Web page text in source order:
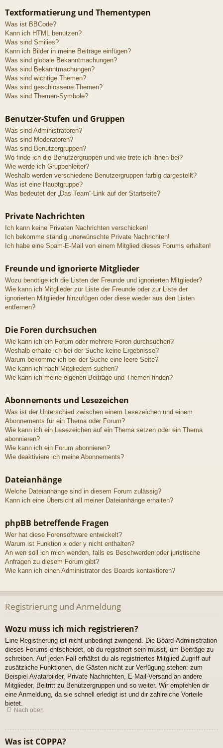
Textformatierung und Thementypen
Was ist BBCode?
Kann ich HTML benutzen?
Was sind Smilies?
Kann ich Bilder in meine Beiträge einfügen?
Was sind globale Bekanntmachungen?
Was sind Bekanntmachungen?
Was sind wichtige Themen?
Was sind geschlossene Themen?
Was sind Themen-Symbole?
Benutzer-Stufen und Gruppen
Was sind Administratoren?
Was sind Moderatoren?
Was sind Benutzergruppen?
Wo finde ich die Benutzergruppen und wie trete ich ihnen bei?
Wie werde ich Gruppenleiter?
Weshalb werden verschiedene Benutzergruppen farbig dargestellt?
Was ist eine Hauptgruppe?
Was bedeutet der „Das Team“-Link auf der Startseite?
Private Nachrichten
Ich kann keine Privaten Nachrichten verschicken!
Ich bekomme ständig unerwünschte Private Nachrichten!
Ich habe eine Spam-E-Mail von einem Mitglied dieses Forums erhalten!
Freunde und ignorierte Mitglieder
Wozu benötige ich die Listen der Freunde und ignorierten Mitglieder?
Wie kann ich Mitglieder zur Liste der Freunde oder zur Liste der
ignorierten Mitglieder hinzufügen oder diese wieder aus den Listen
entfernen?
Die Foren durchsuchen
Wie kann ich ein Forum oder mehrere Foren durchsuchen?
Weshalb erhalte ich bei der Suche keine Ergebnisse?
Warum bekomme ich bei der Suche eine leere Seite?
Wie kann ich nach Mitgliedern suchen?
Wie kann ich meine eigenen Beiträge und Themen finden?
Abonnements und Lesezeichen
Was ist der Unterschied zwischen einem Lesezeichen und einem
Abonnements für ein Thema oder Forum?
Wie kann ich ein Lesezeichen auf ein Thema setzen oder ein Thema
abonnieren?
Wie kann ich ein Forum abonnieren?
Wie deaktiviere ich meine Abonnements?
Dateianhänge
Welche Dateianhänge sind in diesem Forum zulässig?
Kann ich eine Übersicht all meiner Dateianhänge erhalten?
phpBB betreffende Fragen
Wer hat diese Forensoftware entwickelt?
Warum ist Funktion x oder y nicht enthalten?
An wen soll ich mich wenden, falls es Beschwerden oder juristische
Anfragen zu diesem Forum gibt?
Wie kann ich einen Administrator des Boards kontaktieren?
Registrierung und Anmeldung
Wozu muss ich mich registrieren?
Eine Registrierung ist nicht unbedingt zwingend. Die Board-Administration
dieses Forums entscheidet, ob du registriert sein musst, um Beiträge zu
schreiben. Auf jeden Fall erhältst du als registriertes Mitglied Zugriff auf
zusätzliche Funktionen, die Gästen nicht zur Verfügung stehen: zum
Beispiel Avatarbilder, Private Nachrichten, E-Mail-Versand an andere
Mitglieder, Beitritt zu Benutzergruppen und so weiter. Wir empfehlen dir
eine Anmeldung, da sie schnell erledigt ist und dir zahlreiche Vorteile
bietet.
Nach oben
Was ist COPPA?